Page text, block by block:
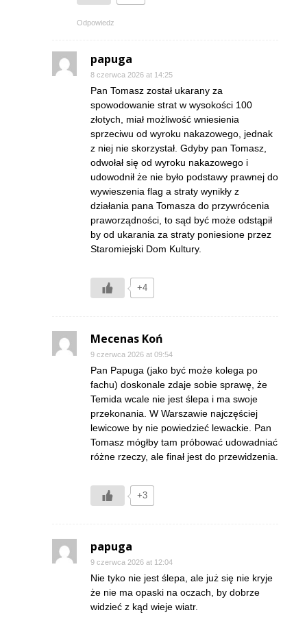
Odpowiedz
papuga
8 czerwca 2026 at 14:25
Pan Tomasz został ukarany za
spowodowanie strat w wysokości 100
złotych, miał możliwość wniesienia
sprzeciwu od wyroku nakazowego, jednak
z niej nie skorzystał. Gdyby pan Tomasz,
odwołał się od wyroku nakazowego i
udowodnił że nie było podstawy prawnej do
wywieszenia flag a straty wynikły z
działania pana Tomasza do przywrócenia
praworządności, to sąd być może odstąpił
by od ukarania za straty poniesione przez
Staromiejski Dom Kultury.
+4
Mecenas Koń
9 czerwca 2026 at 09:54
Pan Papuga (jako być może kolega po
fachu) doskonale zdaje sobie sprawę, że
Temida wcale nie jest ślepa i ma swoje
przekonania. W Warszawie najczęściej
lewicowe by nie powiedzieć lewackie. Pan
Tomasz mógłby tam próbować udowadniać
różne rzeczy, ale finał jest do przewidzenia.
+3
papuga
9 czerwca 2026 at 12:04
Nie tyko nie jest ślepa, ale już się nie kryje
że nie ma opaski na oczach, by dobrze
widzieć z kąd wieje wiatr.